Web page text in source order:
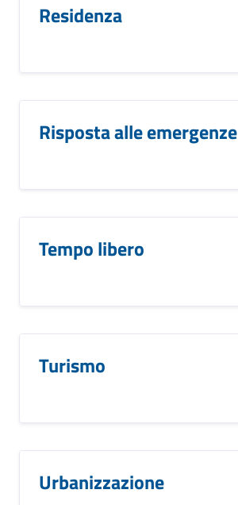
Residenza
Risposta alle emergenze
Tempo libero
Turismo
Urbanizzazione